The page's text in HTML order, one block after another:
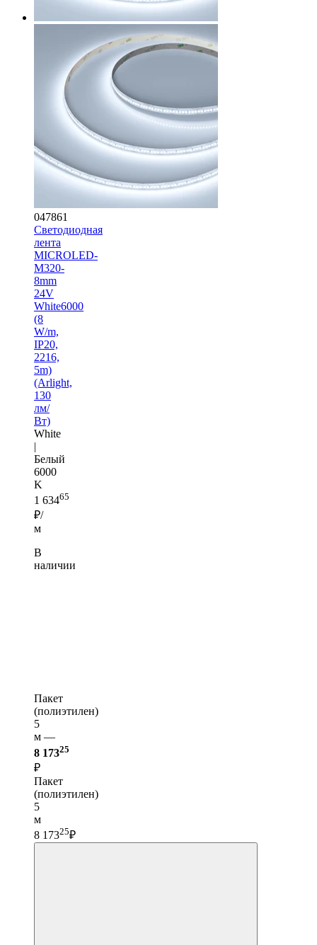
047861
Светодиодная
лента
MICROLED-
M320-
8mm
24V
White6000
(8
W/m,
IP20,
2216,
5m)
(Arlight,
130
лм/
Вт)
White
|
Белый
6000
K
1 63465
₽/
м
В
наличии
Пакет
(полиэтилен)
5
м —
8 17325
₽
Пакет
(полиэтилен)
5
м
8 17325₽